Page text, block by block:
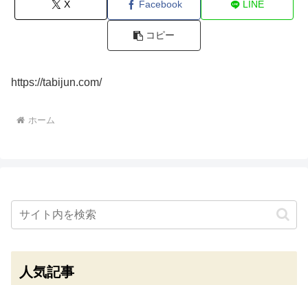
X Facebook LINE
コピー
https://tabijun.com/
ホーム
人気記事